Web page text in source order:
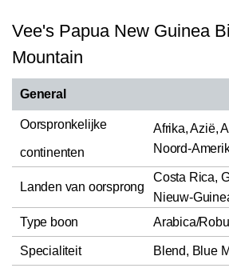
Vee's Papua New Guinea
Mountain
General
Oorspronkelijke
continenten
Afrika, Azië,
Noord-
Landen van oorsprong
Costa Rica,
Nieuw-
Type boon
Arabica/
Specialiteit Blend, Blue